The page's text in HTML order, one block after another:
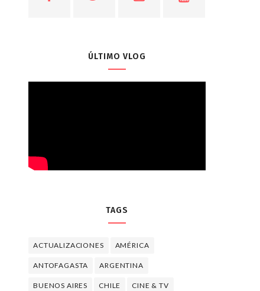
ÚLTIMO VLOG
TAGS
ACTUALIZACIONES AMÉRICA
ANTOFAGASTA ARGENTINA
BUENOS AIRES CHILE CINE & TV